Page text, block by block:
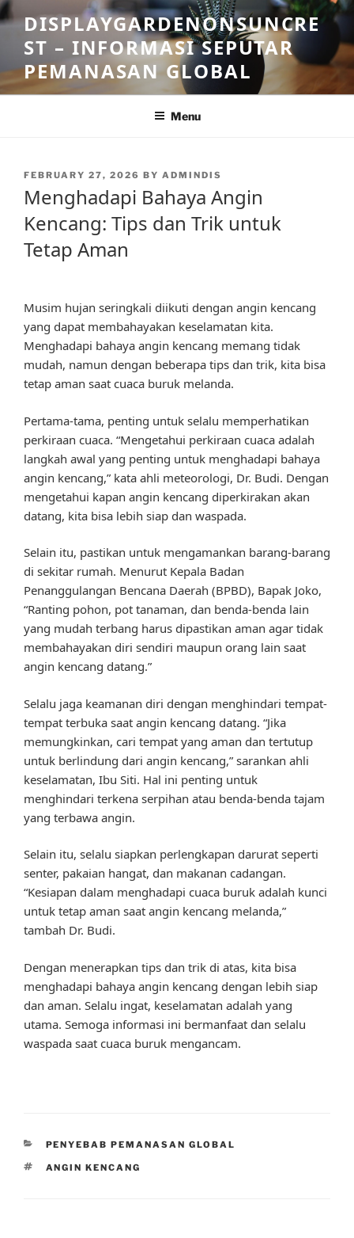
Skip
to
content
DISPLAYGARDENONSUNCRE
ST – INFORMASI SEPUTAR
PEMANASAN GLOBAL
Menu
POSTED
FEBRUARY 27, 2026 BY ADMINDIS
Menghadapi Bahaya Angin
Kencang: Tips dan Trik untuk
Tetap Aman
Musim hujan seringkali diikuti dengan angin kencang
yang dapat membahayakan keselamatan kita.
Menghadapi bahaya angin kencang memang tidak
mudah, namun dengan beberapa tips dan trik, kita bisa
tetap aman saat cuaca buruk melanda.
Pertama-tama, penting untuk selalu memperhatikan
perkiraan cuaca. “Mengetahui perkiraan cuaca adalah
langkah awal yang penting untuk menghadapi bahaya
angin kencang,” kata ahli meteorologi, Dr. Budi. Dengan
mengetahui kapan angin kencang diperkirakan akan
datang, kita bisa lebih siap dan waspada.
Selain itu, pastikan untuk mengamankan barang-barang
di sekitar rumah. Menurut Kepala Badan
Penanggulangan Bencana Daerah (BPBD), Bapak Joko,
“Ranting pohon, pot tanaman, dan benda-benda lain
yang mudah terbang harus dipastikan aman agar tidak
membahayakan diri sendiri maupun orang lain saat
angin kencang datang.”
Selalu jaga keamanan diri dengan menghindari tempat-
tempat terbuka saat angin kencang datang. “Jika
memungkinkan, cari tempat yang aman dan tertutup
untuk berlindung dari angin kencang,” sarankan ahli
keselamatan, Ibu Siti. Hal ini penting untuk
menghindari terkena serpihan atau benda-benda tajam
yang terbawa angin.
Selain itu, selalu siapkan perlengkapan darurat seperti
senter, pakaian hangat, dan makanan cadangan.
“Kesiapan dalam menghadapi cuaca buruk adalah kunci
untuk tetap aman saat angin kencang melanda,”
tambah Dr. Budi.
Dengan menerapkan tips dan trik di atas, kita bisa
menghadapi bahaya angin kencang dengan lebih siap
dan aman. Selalu ingat, keselamatan adalah yang
utama. Semoga informasi ini bermanfaat dan selalu
waspada saat cuaca buruk mengancam.
CATEGORIES
PENYEBAB PEMANASAN GLOBAL
TAGS
ANGIN KENCANG